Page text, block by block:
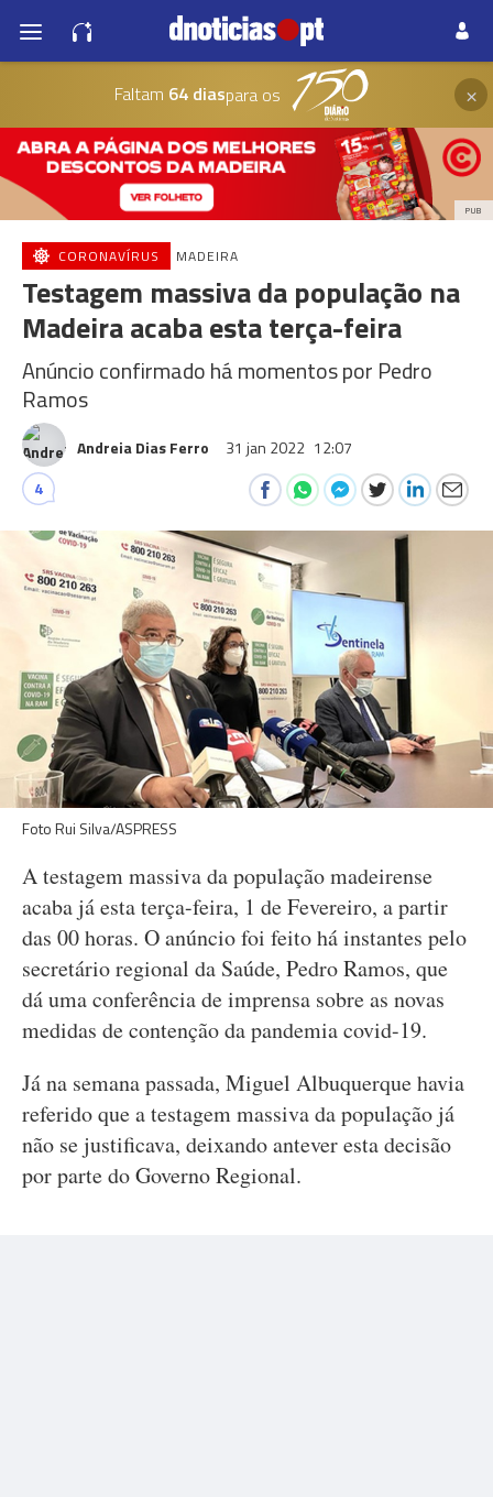
Faltam 64 diaspara os ×
PUB
CORONAVÍRUS MADEIRA
Testagem massiva da população na
Madeira acaba esta terça-feira
Anúncio confirmado há momentos por Pedro
Ramos
Andreia Dias Ferro 31 jan 2022 12:07
4
Foto Rui Silva/ASPRESS
A testagem massiva da população madeirense
acaba já esta terça-feira, 1 de Fevereiro, a partir
das 00 horas. O anúncio foi feito há instantes pelo
secretário regional da Saúde, Pedro Ramos, que
dá uma conferência de imprensa sobre as novas
medidas de contenção da pandemia covid-19.
Já na semana passada, Miguel Albuquerque havia
referido que a testagem massiva da população já
não se justificava, deixando antever esta decisão
por parte do Governo Regional.